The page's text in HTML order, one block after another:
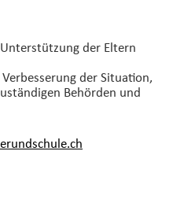
der Eltern
der Situation,
Behörden und